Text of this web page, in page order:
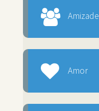
Amizade
Amor